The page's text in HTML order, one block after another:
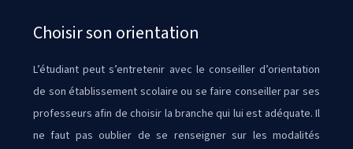
Choisir son orientation
L’étudiant peut s’entretenir avec le conseiller d’orientation
de son établissement scolaire ou se faire conseiller par ses
professeurs afin de choisir la branche qui lui est adéquate. Il
ne faut pas oublier de se renseigner sur les modalités